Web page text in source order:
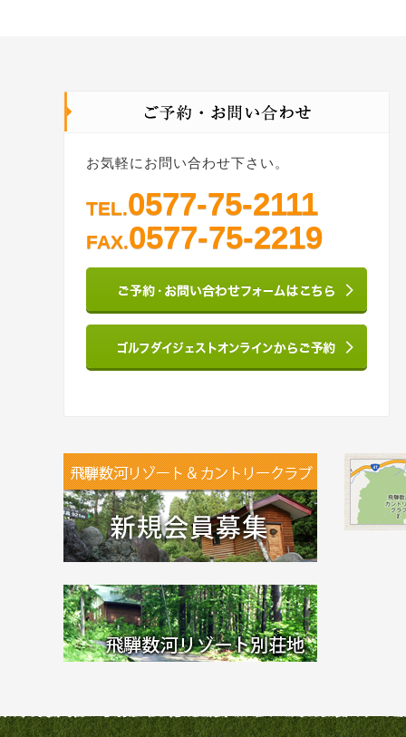
お気軽にお問い合わせ下さい。
TEL.0577-75-2111
FAX.0577-75-2219